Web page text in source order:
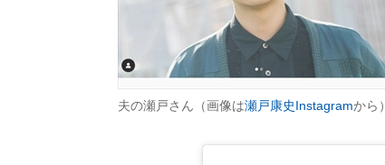
夫の瀬戸さん（画像は瀬戸康史Instagramから）